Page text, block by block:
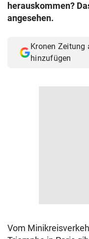
herauskommen?
angesehen.
Kronen Zeitung
hinzufügen
Vom